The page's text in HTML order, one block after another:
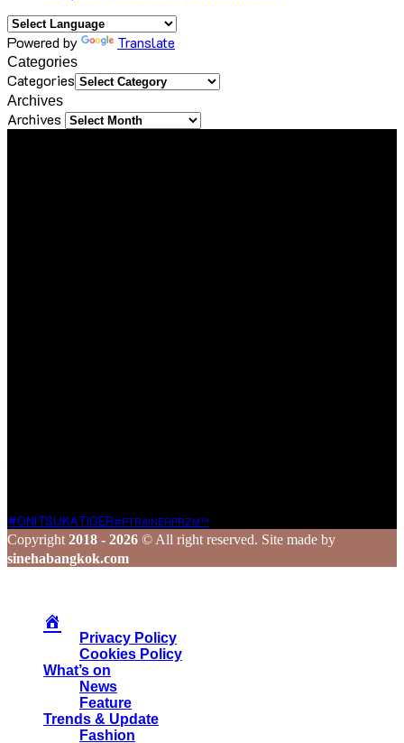
Powered by Translate
Categories
Categories
Archives
Archives
#ONITSUKATIGER#PTRAINERPRZM™
Copyright 2018 - 2026 © All right reserved. Site made by
sinehabangkok.com
Privacy Policy
Cookies Policy
What’s on
News
Feature
Trends & Update
Fashion